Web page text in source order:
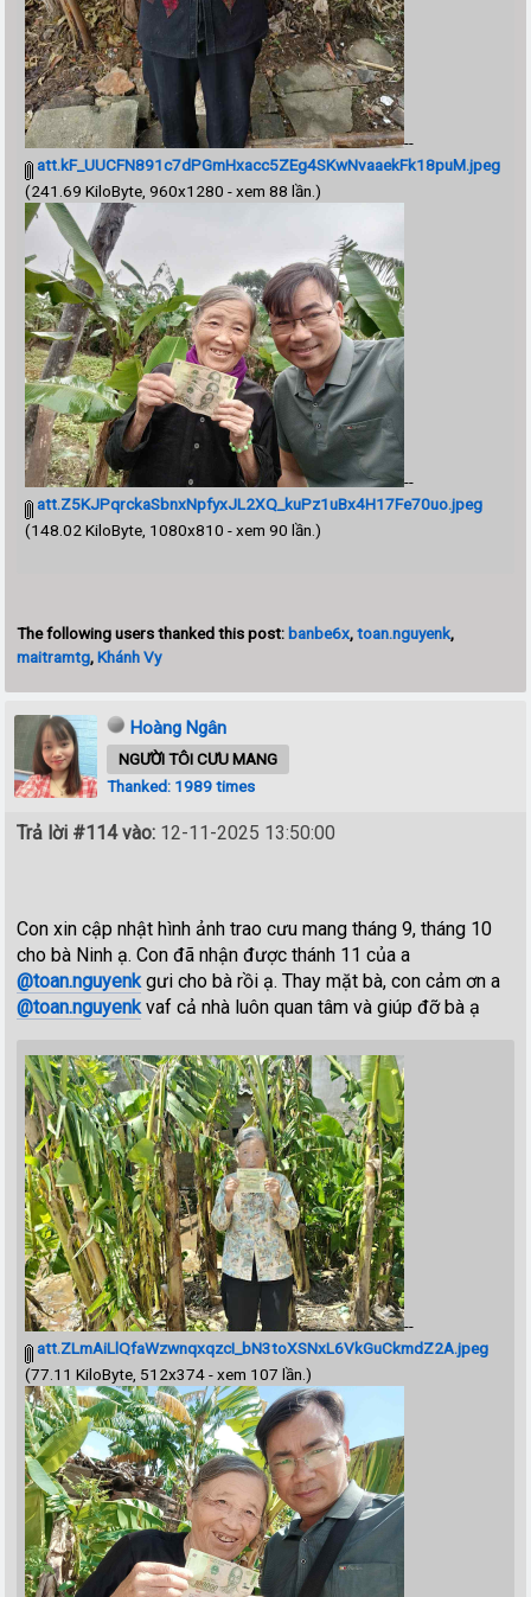
--
att.kF_UUCFN891c7dPGmHxacc5ZEg4SKwNvaaekFk18puM.jpeg
(241.69 KiloByte, 960x1280 - xem 88 lần.)
--
att.Z5KJPqrckaSbnxNpfyxJL2XQ_kuPz1uBx4H17Fe70uo.jpeg
(148.02 KiloByte, 1080x810 - xem 90 lần.)
The following users thanked this post: banbe6x,toan.nguyenk,
maitramtg,Khánh Vy
Hoàng Ngân
NGƯỜI TÔI CƯU MANG
Thanked: 1989 times
Trả lời #114 vào: 12-11-2025 13:50:00
Con xin cập nhật hình ảnh trao cưu mang tháng 9, tháng 10
cho bà Ninh ạ. Con đã nhận được thánh 11 của a
@toan.nguyenk gưi cho bà rồi ạ. Thay mặt bà, con cảm ơn a
@toan.nguyenk vaf cả nhà luôn quan tâm và giúp đỡ bà ạ
--
att.ZLmAiLlQfaWzwnqxqzcI_bN3toXSNxL6VkGuCkmdZ2A.jpeg
(77.11 KiloByte, 512x374 - xem 107 lần.)